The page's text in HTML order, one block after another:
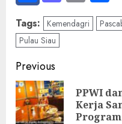
Tags: Kemendagri
Pulau Siau
Post
navigation
Previous
PPWI
Kerja
Program